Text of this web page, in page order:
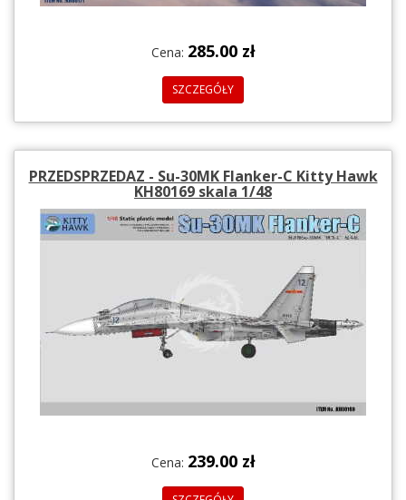
Cena: 285.00 zł
SZCZEGÓŁY
PRZEDSPRZEDAZ - Su-30MK Flanker-C Kitty Hawk
KH80169 skala 1/48
Cena: 239.00 zł